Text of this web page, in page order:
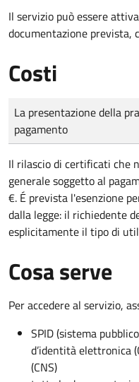
Il servizio può essere
documentazione prevista,
Costi
Tipo di pagamento
Importo
La presentazione della
pagamento
Il rilascio di certificati che
generale soggetto al
€. É prevista l'esenzione
dalla legge: il richiedente
esplicitamente il tipo di
Cosa serve
Per accedere al servizio,
SPID (sistema
d’identità elettronica
(CNS)